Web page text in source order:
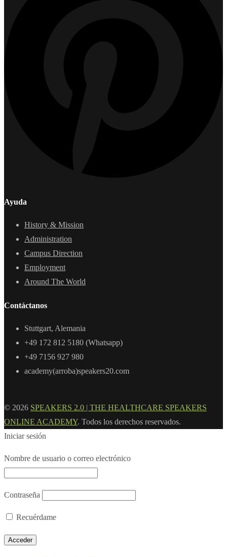
Ayuda
History & Mission
Administration
Campus Direction
Employment
Around The World
Contáctanos
Stuttgart, Alemania
+49 172 812 5180 (Whatsapp)
+49 7156 927 980
academy(arroba)speakers20.com
© 2026 SPEAKERS 2.0 | THE HEALTHCARE SPEAKERS
ONLINE ACADEMY. Todos los derechos reservados.
Iniciar sesión
Nombre de usuario o correo electrónico
Contraseña
Recuérdame